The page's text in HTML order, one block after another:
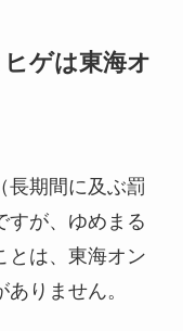
ゲは東海オ
長期間に及ぶ罰
すが、ゆめまる
とは、東海オン
りません。